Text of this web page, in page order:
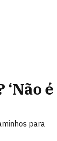
é
para